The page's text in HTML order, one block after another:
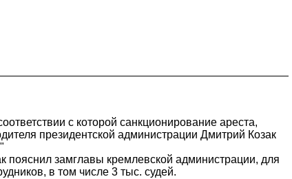
с которой санкционирование ареста,
президентской администрации Дмитрий Козак
пояснил замглавы кремлевской администрации, для
в том числе 3 тыс. судей.